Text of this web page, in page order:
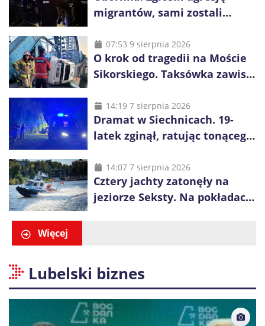
migrantów, sami zostali
proceder
07:53 9 sierpnia 2026
O krok od tragedii na Moście
Sikorskiego. Taksówka zawisła
14:19 7 sierpnia 2026
Dramat w Siechnicach. 19-
latek zginął, ratując tonącego
14:07 7 sierpnia 2026
Cztery jachty zatonęły na
jeziorze Seksty. Na pokładach
Więcej
Lubelski biznes